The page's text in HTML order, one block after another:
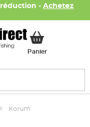
- Achetez
PanierMon panier
Korum